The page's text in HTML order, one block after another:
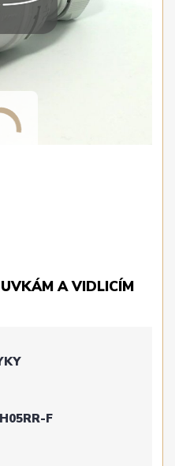
A VIDLICÍM
F